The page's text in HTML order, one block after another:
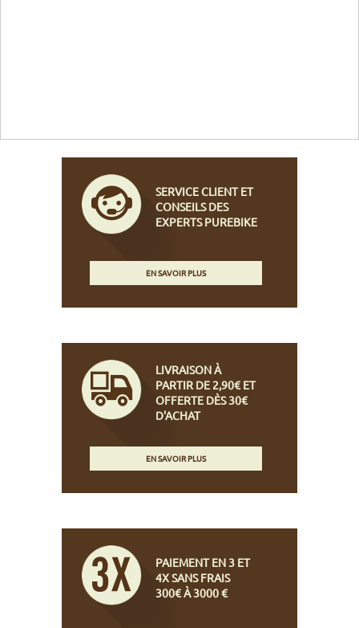
SERVICE CLIENT ET
CONSEILS DES
EXPERTS PUREBIKE
EN SAVOIR PLUS
LIVRAISON À
PARTIR DE 2,90€ ET
OFFERTE DÈS 30€
D'ACHAT
EN SAVOIR PLUS
PAIEMENT EN 3 ET
4X SANS FRAIS
300€ À 3000 €